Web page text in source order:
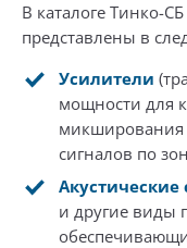
В каталоге Тинко-
представлены в
Усилители
мощности для
микширования
сигналов по
Акустические
и другие виды